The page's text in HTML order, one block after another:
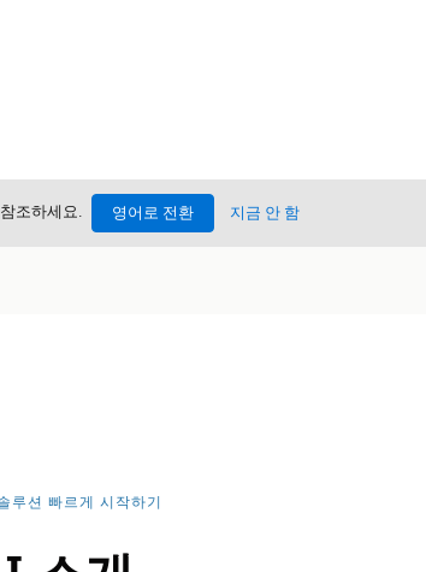
조하세요. 영어로 전환 지금 안 함
루션 빠르게 시작하기